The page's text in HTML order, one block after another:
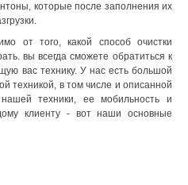
которые после заполнения их
от того, какой способ очистки
вы всегда сможете обратиться к
вас технику. У нас есть большой
техникой, в том числе и описанной
техники, ее мобильность и
клиенту - вот наши основные